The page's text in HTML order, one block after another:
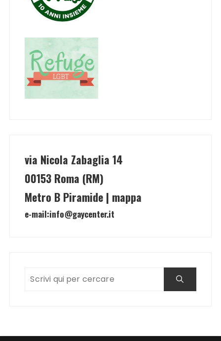
via Nicola Zabaglia 14
00153 Roma (RM)
Metro B Piramide | mappa
e-mail:info@gaycenter.it